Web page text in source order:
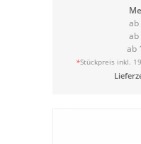
ab
ab
ab
*Stückpreis inkl.